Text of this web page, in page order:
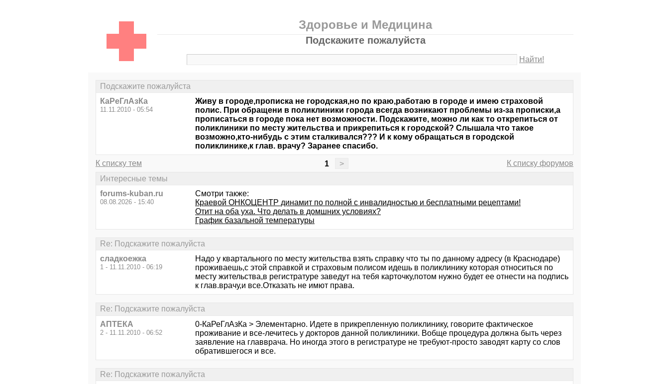
Здоровье и Медицина
Подскажите пожалуйста
Найти!
Подскажите пожалуйста
КаРеГлАзКа
11.11.2010 - 05:54
Живу в городе,прописка не городская,но по краю,работаю в городе и имею страховой
полис. При обращени в поликлиники города всегда возникают проблемы из-за прописки,а
прописаться в городе пока нет возможности. Подскажите, можно ли как то открепиться от
поликлиники по месту жительства и прикрепиться к городской? Слышала что такое
возможно,кто-нибудь с этим сталкивался??? И к кому обращаться в городской
поликлинике,к глав. врачу? Заранее спасибо.
К списку тем 1 >
К списку форумов
Интересные темы
forums-kuban.ru
08.08.2026 - 15:40
Смотри также:
Краевой ОНКОЦЕНТР динамит по полной с инвалидностью и бесплатными рецептами!
Отит на оба уха. Что делать в домшних условиях?
График базальной температуры
Re: Подскажите пожалуйста
сладкоежка
1 - 11.11.2010 - 06:19
Надо у квартального по месту жительства взять справку что ты по данному адресу (в Краснодаре)
проживаешь,с этой справкой и страховым полисом идешь в поликлинику которая относиться по
месту жительства,в регистратуре заведут на тебя карточку,потом нужно будет ее отнести на подпись
к глав.врачу,и все.Отказать не имют права.
Re: Подскажите пожалуйста
АПТЕКА
2 - 11.11.2010 - 06:52
0-КаРеГлАзКа > Элементарно. Идете в прикрепленную поликлинику, говорите фактическое
проживание и все-лечитесь у докторов данной поликлиники. Вобще процедура должна быть через
заявление на главврача. Но иногда этого в регистратуре не требуют-просто заводят карту со слов
обратившегося и все.
Re: Подскажите пожалуйста